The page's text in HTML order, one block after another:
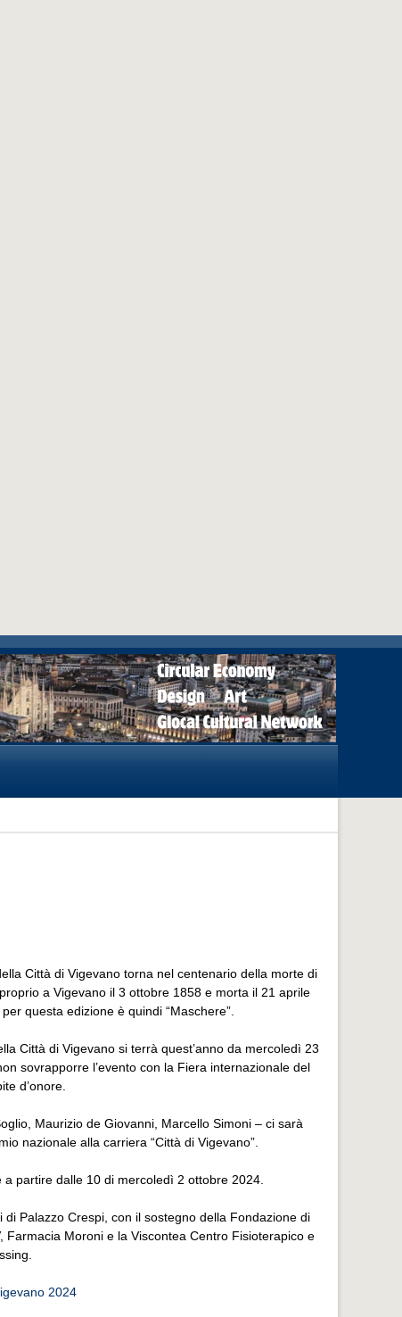
Città di Vigevano torna nel centenario della morte di
a Vigevano il 3 ottobre 1858 e morta il 21 aprile
questa edizione è quindi “Maschere”.
Città di Vigevano si terrà quest’anno da mercoledì 23
sovrapporre l’evento con la Fiera internazionale del
d’onore.
Maurizio de Giovanni, Marcello Simoni – ci sarà
nazionale alla carriera “Città di Vigevano”.
partire dalle 10 di mercoledì 2 ottobre 2024.
Palazzo Crespi, con il sostegno della Fondazione di
Farmacia Moroni e la Viscontea Centro Fisioterapico e
2024